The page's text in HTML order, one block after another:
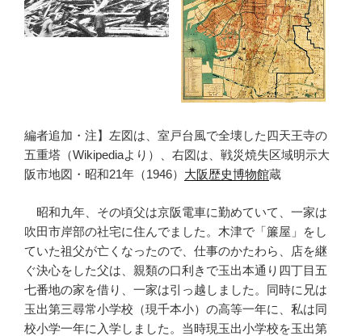
編者追加・注】左図は、室戸台風で全壊した四天王寺の
五重塔（Wikipediaより）、右図は、戦災焼失区域明示大
阪市地図・昭和21年（1946） 大阪歴史博物館蔵
昭和九年、その頃父は京阪電車に勤めていて、一家は
吹田市岸部の社宅に住んでました。木津で「簾屋」をし
ていた祖父が亡くなったので、仕事のかたわら、店を継
ぐ決心をした父は、親類の口利きで玉出本通り四丁目五
七番地の家を借り、一家は引っ越しました。同時に兄は
玉出第三尋常小学校（現千本小）の高等一年に、私は同
校小学一年に入学しました。当時現玉出小学校を玉出第